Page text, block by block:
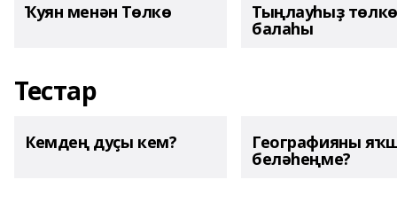
Ҡуян менән Төлкө Тыңлауһыҙ төлкө
балаһы
Тестар
Кемдең дуҫы кем? Географияны
беләһеңме?